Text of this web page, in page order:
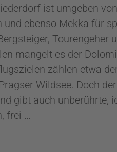
ist umgeben
und ebenso Mekka für
Tourengeher
mangelt es der
zählen etwa
Wildsee. Doch
gibt auch unberührte,
frei …